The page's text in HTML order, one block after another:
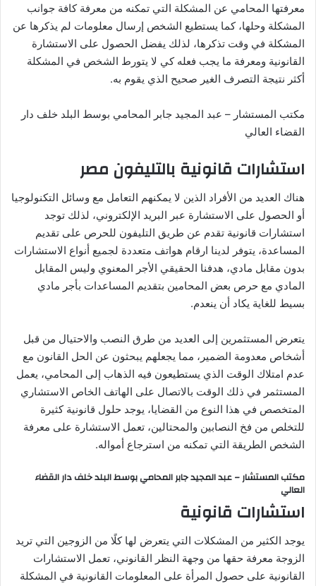
معرفتها المحامي عن المشكلة التي تمكنه من معرفة كافة جوانب
المشكلة وحلها، كما يستطيع الشخص إرسال معلومات لم يذكرها عن
المشكلة في وقت تذكرها، لذلك يفضل الحصول على الاستشارة
القانونية ومعرفة ما يجب فعله كي لا يتورط الشخص في المشكلة
أكثر نتيجة التصرف الغير صحيح الذي يقوم به.
مكتب المستشار – عبد المجيد جابر المحامي بوسط البلد خلف دار
القضاء العالي
استشارات قانونية بالتليفون مصر
هناك العديد من الأفراد الذين لا يمكنهم التعامل مع وسائل التكنولوجيا
أو الحصول على الاستشارة عبر البريد الإلكتروني، لذلك توجد
استشارات قانونية تقدم عن طريق التليفون للحرص على تقديم
المساعدة، يتوفر لدينا ارقام هواتف متعددة لجميع أنواع الاستشارات
بدون مقابل مادي، هدفنا الحقيقي الأجر المعنوي وليس المقابل
المادي مع حرص بعض المحامين بتقديم المساعدات بأجر مادي
بسيط للغاية يكاد أن ينعدم.
يتعرض المستثمرين إلى العديد من طرق النصب والاحتيال من قبل
أشخاص معدومة الضمير، مما يجعلهم يبحثون عن الحل القانون مع
عدم امتلاك الوقت الذي يستطيعون فيه الذهاب إلى المحامي، يعمل
المستثمر في ذلك الوقت بالاتصال على الهاتف الخاص الاستشاري
المتخصص في هذا النوع من القضايا، يوجد حلول قانونية كثيرة
للتخلص من فخ النصابين والمحتالين، تعمل الاستشارة على معرفة
الشخص الطريقة التي تمكنه من استرجاع أمواله.
مكتب المستشار – عبد المجيد جابر المحامي بوسط البلد خلف دار القضاء
العالي
استشارات قانونية
يوجد الكثير من المشكلات التي يتعرض لها كلًا من الزوجين التي تريد
الزوجة معرفة حقها من وجهة النظر القانوني، تعمل الاستشارات
القانونية على حصول المرأة على المعلومات القانونية في المشكلة